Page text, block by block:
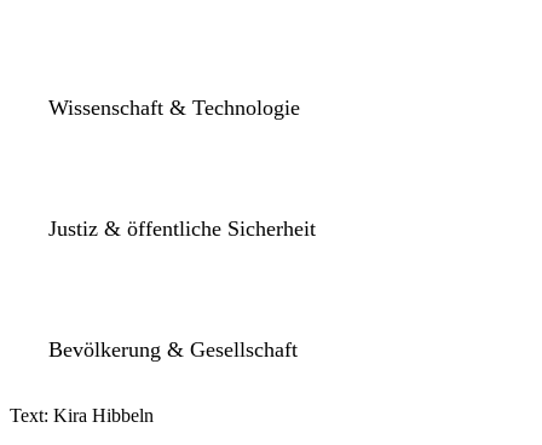
Wissenschaft & Technologie
Justiz & öffentliche Sicherheit
Bevölkerung & Gesellschaft
Text: Kira Hibbeln